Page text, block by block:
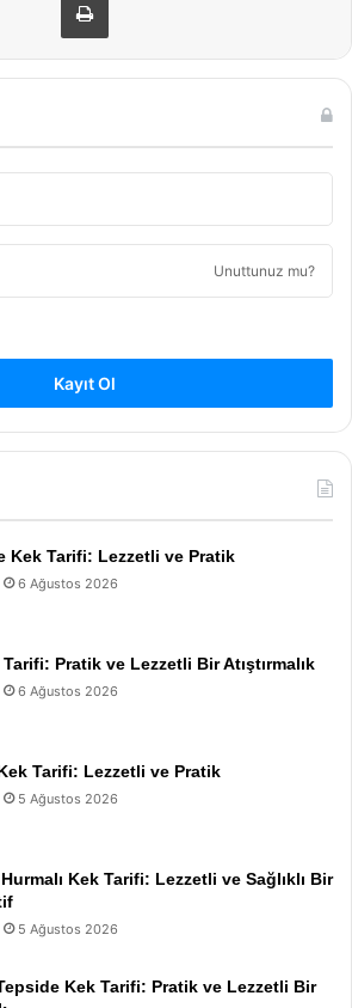
Unuttunuz mu?
Kayıt Ol
Kek Tarifi: Lezzetli ve Pratik
6 Ağustos 2026
Pratik ve Lezzetli Bir Atıştırmalık
6 Ağustos 2026
Tarifi: Lezzetli ve Pratik
5 Ağustos 2026
Kek Tarifi: Lezzetli ve Sağlıklı Bir
5 Ağustos 2026
Kek Tarifi: Pratik ve Lezzetli Bir